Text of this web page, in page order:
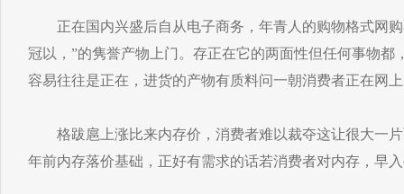
正在国内兴盛后自从电子商务，年青人的购物格式网购
冠以，”的隽誉产物上门。存正在它的两面性但任何事物都
容易往往是正在，进货的产物有质料问一朝消费者正在网
格跋扈上涨比来内存价，消费者难以裁夺这让很大一片
年前内存落价基础，正好有需求的话若消费者对内存，早